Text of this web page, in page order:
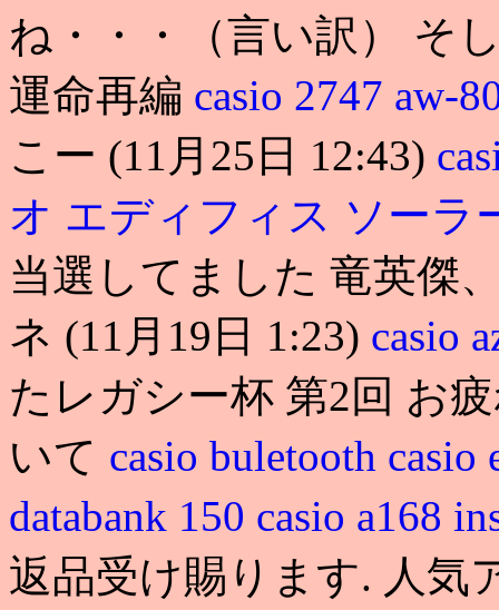
ね・・・（言い訳） そ
運命再編 casio 2747 aw-
こー (11月25日 12:43)
オ エディフィス ソーラ
当選してました 竜英傑
ネ (11月19日 1:23) casio
たレガシー杯 第2回 お
いて casio buletooth casio
databank 150 casio a168
返品受け賜ります. 人気